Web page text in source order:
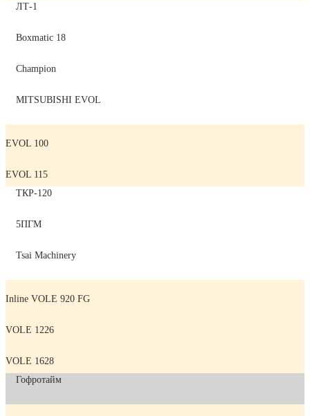
ЛТ-1
Boxmatic 18
Champion
MITSUBISHI EVOL
EVOL 100
EVOL 115
ТКР-120
5ПГМ
Tsai Machinery
Inline VOLE 920 FG
VOLE 1226
VOLE 1628
Гофротайм